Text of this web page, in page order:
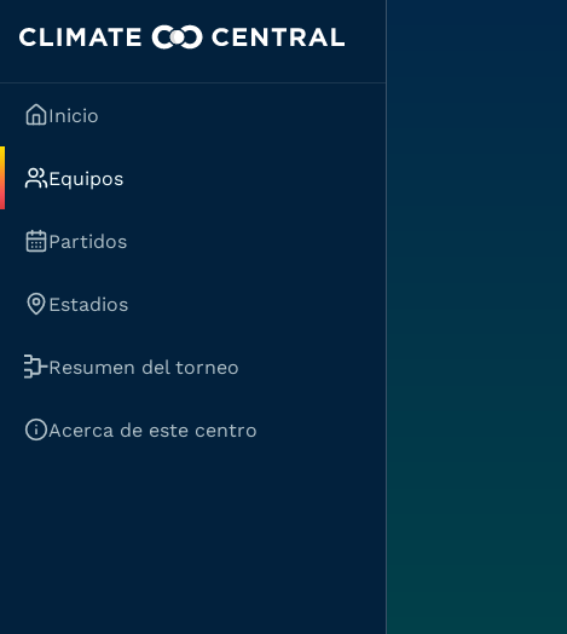
Inicio
Equipos
Partidos
Estadios
Resumen del torneo
Acerca de este centro